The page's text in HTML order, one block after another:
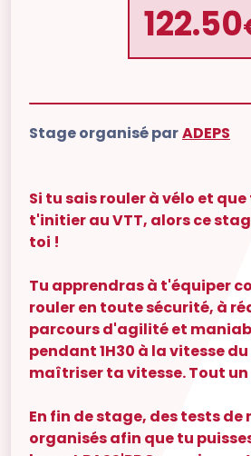
122.50
Stage organisé parADEPS
Si tu sais rouler à vélo et
t'initier au VTT, alors ce
toi !
Tu apprendras à t'équiper
rouler en toute sécurité, à
parcours d'agilité et
pendant 1H30 à la vitesse
maîtriser ta vitesse. Tout
En fin de stage, des tests de
organisés afin que tu